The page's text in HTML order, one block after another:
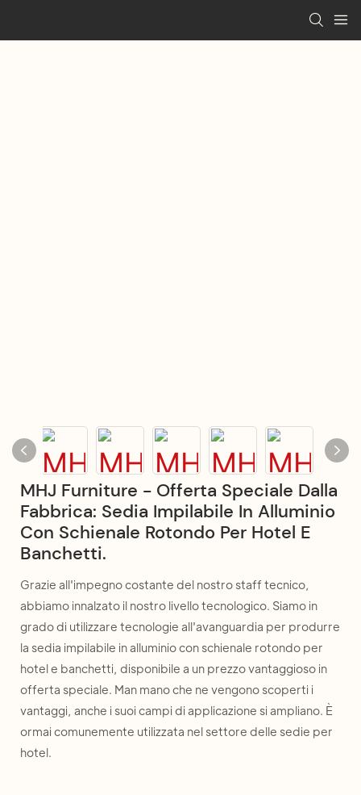
MHJ Furniture - Offerta Speciale Dalla
Fabbrica: Sedia Impilabile In Alluminio
Con Schienale Rotondo Per Hotel E
Banchetti.
Grazie all'impegno costante del nostro staff tecnico,
abbiamo innalzato il nostro livello tecnologico. Siamo in
grado di utilizzare tecnologie all'avanguardia per produrre
la sedia impilabile in alluminio con schienale rotondo per
hotel e banchetti, disponibile a un prezzo vantaggioso in
offerta speciale. Man mano che ne vengono scoperti i
vantaggi, anche i suoi campi di applicazione si ampliano. È
ormai comunemente utilizzata nel settore delle sedie per
hotel.